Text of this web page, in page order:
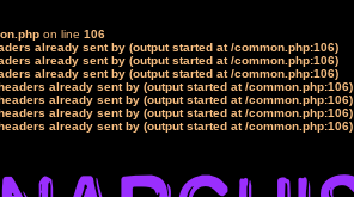
on line 106
already sent by (output started at /common.php:106)
already sent by (output started at /common.php:106)
already sent by (output started at /common.php:106)
already sent by (output started at /common.php:106)
already sent by (output started at /common.php:106)
already sent by (output started at /common.php:106)
already sent by (output started at /common.php:106)